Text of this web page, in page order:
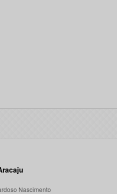
Nascimento